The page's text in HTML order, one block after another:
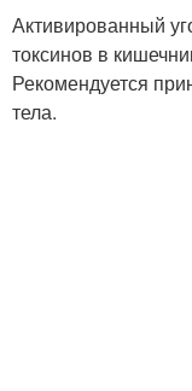
Активированный
токсинов в
Рекомендуется
тела.